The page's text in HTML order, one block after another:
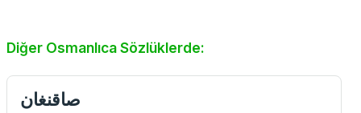
Diğer Osmanlıca Sözlüklerde:
صاقنغان